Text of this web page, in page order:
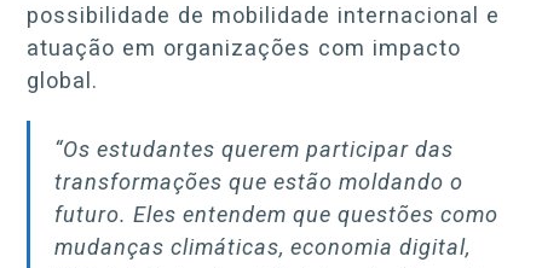
possibilidade de mobilidade internacional e
atuação em organizações com impacto
global.
“Os estudantes querem participar das
transformações que estão moldando o
futuro. Eles entendem que questões como
mudanças climáticas, economia digital,